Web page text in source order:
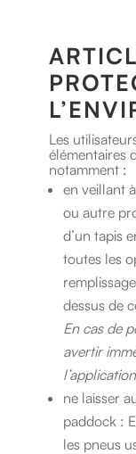
Les
élémentaires
notamment :
en veillant
ou autre
d’un tapis
toutes les
dessus de
En cas de
avertir
ne laisser
paddock :
les pneus